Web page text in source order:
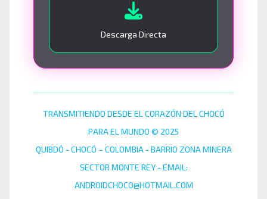
Descarga Directa
TRANSMITIENDO DESDE EL CORAZÓN DEL CHOCÓ
PARA EL MUNDO © 2025
QUIBDÓ - CHOCÓ – COLOMBIA - BARRIO ZONA MINERA
SECTOR MONTE REY - EMAIL:
ANDROIDCHOCO@HOTMAIL.COM